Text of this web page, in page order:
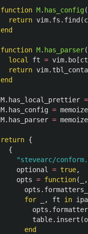
function M. has_config(
return vim. fs . find (
end
function M. has_parser(
local
ft = vim. bo [
return vim.
end
M. has_local_prettier =
M. has_config = memoize
M. has_parser = memoize
return {
{
"stevearc/
optional
= true,
opts = function( ,
opts .
for
, ft in
opts .
table.insert (
end